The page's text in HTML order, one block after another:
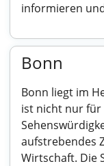
informieren
Bonn
Bonn liegt im
ist nicht nur für
aufstrebendes
Wirtschaft. Die